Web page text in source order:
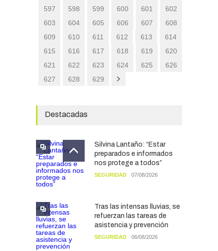
597
598 599 600 601
602
603
604 605 606 607
608
609
610 611 612 613
614
615
616 617 618 619
620
621
622 623 624 625
626
627
628 629
Destacadas
Silvina Lantaño: “Estar
preparados e informados
nos protege a todos”
SEGURIDAD 07/08/2026
Tras las intensas lluvias, se
refuerzan las tareas de
asistencia y prevención
SEGURIDAD 06/08/2026